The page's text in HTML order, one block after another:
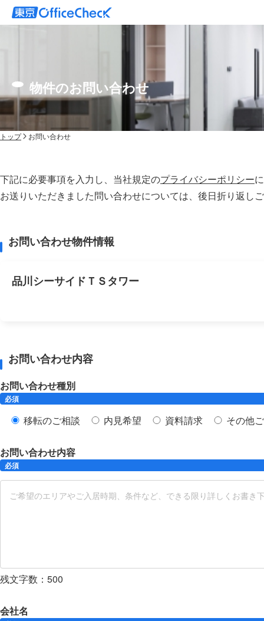
物件のお問い合わせ
トップ お問い合わせ
下記に必要事項を入力し、当社規定のプライバシーポリシー
お送りいただきました問い合わせについては、後⽇折り返し
お問い合わせ物件情報
品川シーサイドＴＳタワー
お問い合わせ内容
お問い合わせ種別
必須
移転のご相談 内見希望 資料請求 その他
お問い合わせ内容
必須
残文字数： 500
会社名